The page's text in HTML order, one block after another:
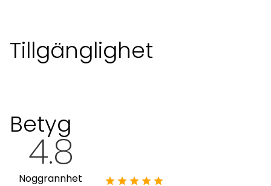
Tillgänglighet
Betyg
4.8
Noggrannhet